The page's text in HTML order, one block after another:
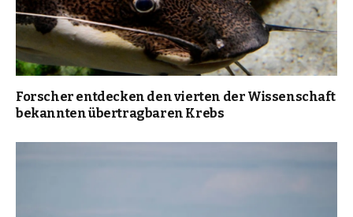
Forscher entdecken den vierten der Wissenschaft
bekannten übertragbaren Krebs